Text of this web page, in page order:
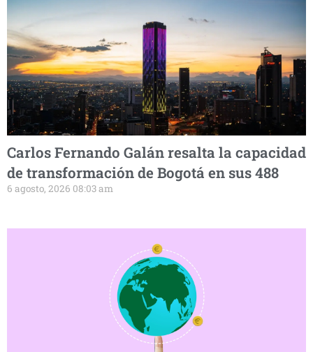
Carlos Fernando Galán resalta la capacidad
de transformación de Bogotá en sus 488
6 agosto, 2026 08:03 am